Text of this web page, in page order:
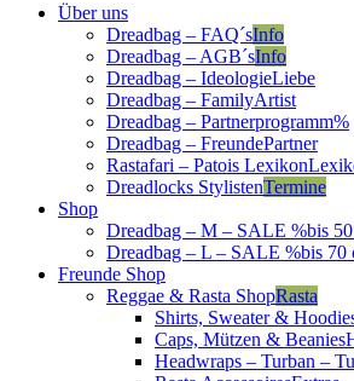
Über uns
Dreadbag – FAQ´sInfo
Dreadbag – AGB´sInfo
Dreadbag – IdeologieLiebe
Dreadbag – FamilyArtist
Dreadbag – Partnerprogramm%
Dreadbag – FreundePartner
Rastafari – Patois Lexikon
Dreadlocks StylistenTermine
Shop
Dreadbag – M – SALE %bis
Dreadbag – L – SALE %bis 70
Freunde Shop
Reggae & Rasta ShopRasta
Shirts, Sweater &
Caps, Mützen & Beanies
Headwraps – Turban –